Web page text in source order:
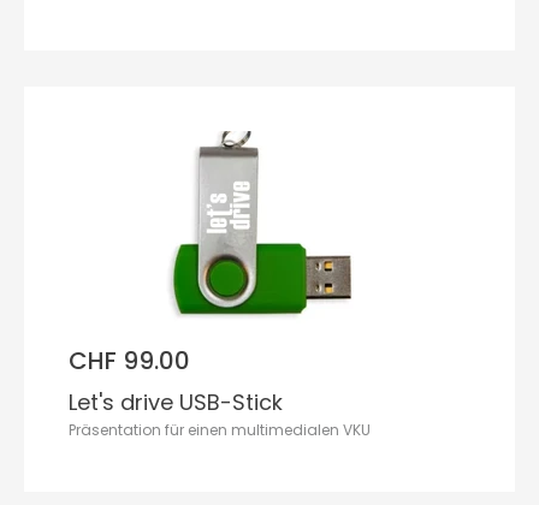
CHF 99.00
Let's drive USB-Stick
Präsentation für einen multimedialen VKU